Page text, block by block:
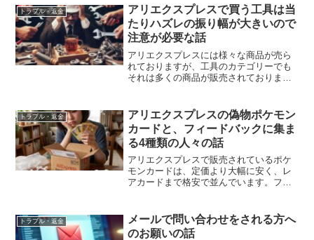
割と長きに渡ってアリエクスプレスを利
用しておりますが、お店側...
トラブル・返金
アリエクスプレスで買う工具は当
たりハズレの振り幅が大きいので
注意が必要な話
アリエクスプレスには様々な商品が売ら
れておりますが、工具のカテゴリーでも
それは多くの商品が販売されておりま
の販売価格と比べると五分の一ほどで買
えるものがあったりしますし...
トラブル・返金
アリエクスプレスの偽物ポケモン
カードと、フィードバックに集ま
る4種類の人々の話
アリエクスプレスで販売されているポケ
モンカードは、定価より大幅に安く、レ
アカードまで格安で並んでいます。フィ
取り巻く人間模様がかなり色濃く表れて
います。
トラブル・返金
メールで問い合わせをされる方へ
のお願いの話